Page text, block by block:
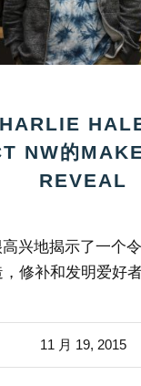
NW的
REVEAL
兴地揭示了一个
修补和发明爱好者
11 月 19, 2015